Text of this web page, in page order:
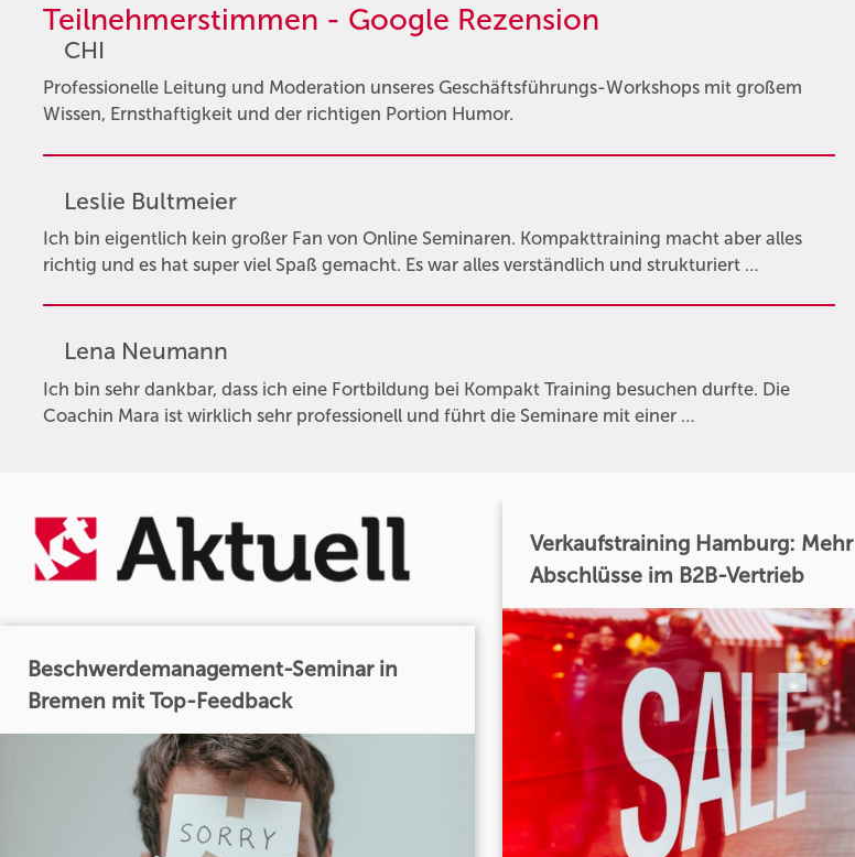
Teilnehmerstimmen - Google Rezension
CHI
Professionelle Leitung und Moderation unseres Geschäftsführungs-Workshops mit großem
Wissen, Ernsthaftigkeit und der richtigen Portion Humor.
Leslie Bultmeier
Ich bin eigentlich kein großer Fan von Online Seminaren. Kompakttraining macht aber alles
richtig und es hat super viel Spaß gemacht. Es war alles verständlich und strukturiert …
Lena Neumann
Ich bin sehr dankbar, dass ich eine Fortbildung bei Kompakt Training besuchen durfte. Die
Coachin Mara ist wirklich sehr professionell und führt die Seminare mit einer …
Beschwerdemanagement-Seminar in
Bremen mit Top-Feedback
Verkaufstraining Hamburg: Mehr
Abschlüsse im B2B-Vertrieb